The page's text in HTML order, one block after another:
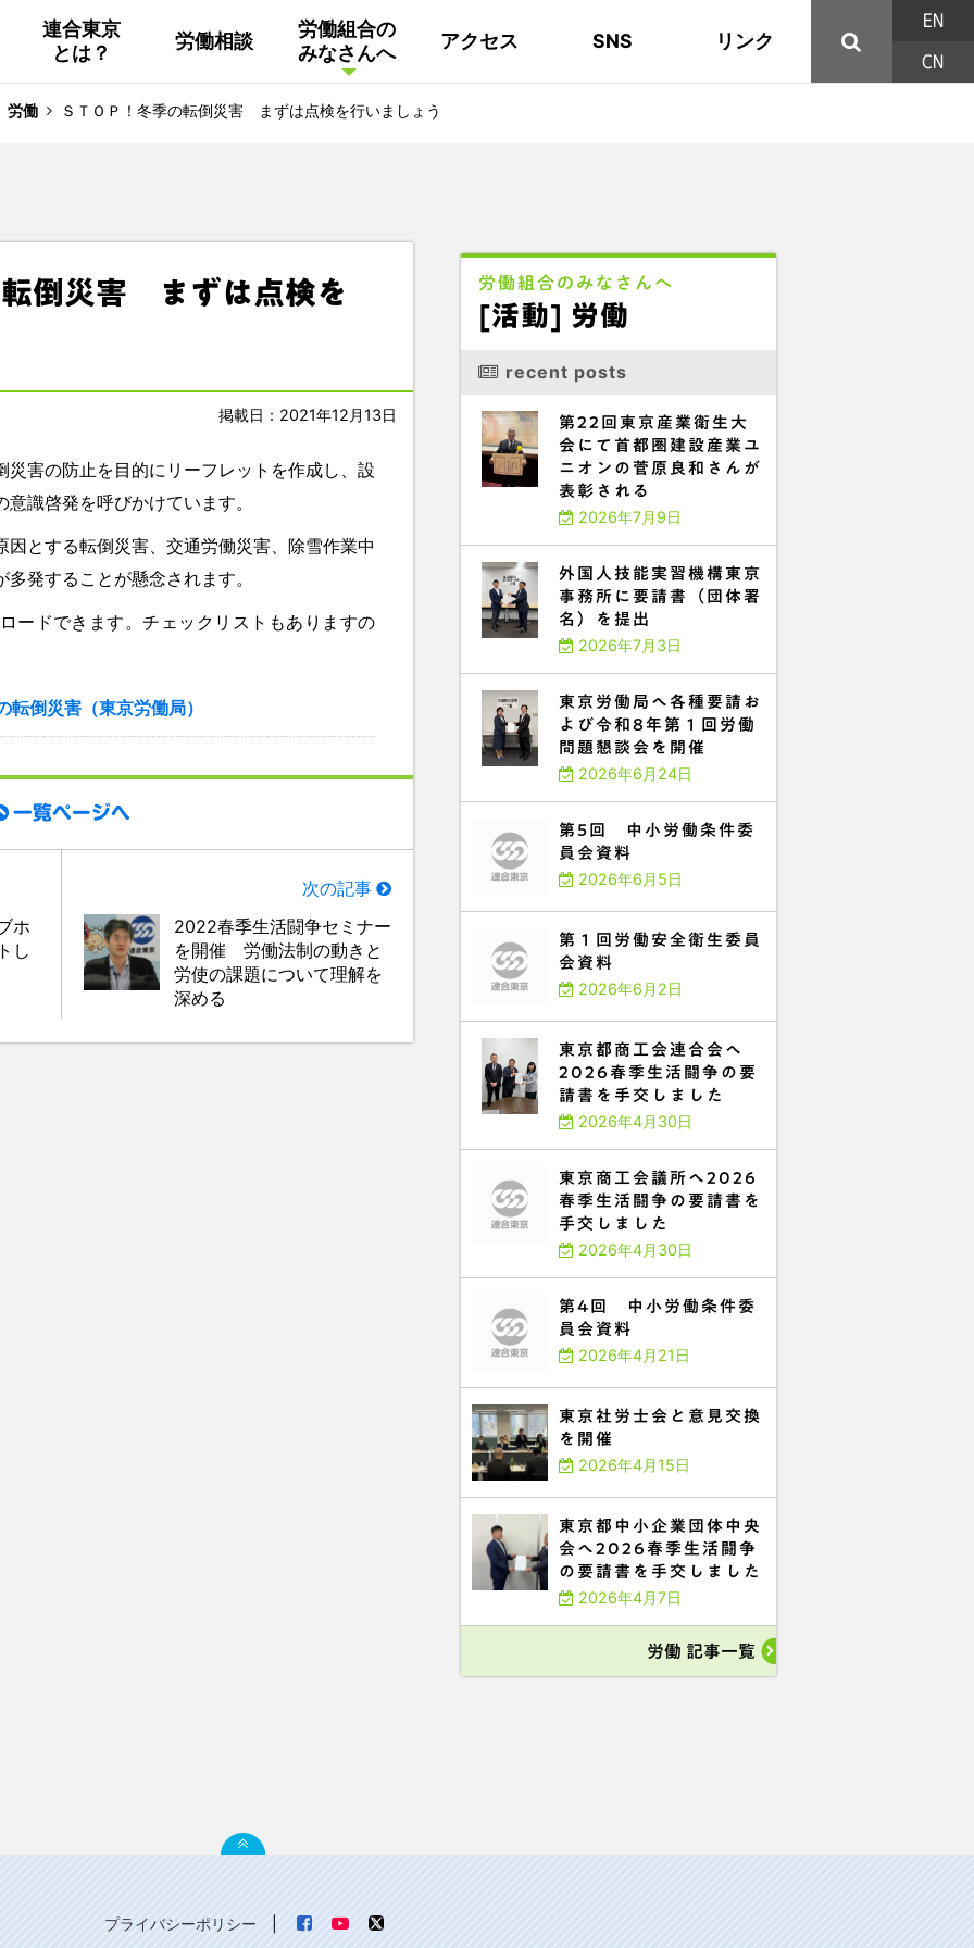
連合東京
とは？
組織概要 44の構成組織 主な取り組み
労働相談
労働組合の
みなさんへ
活動 地域活動 資料
東京NET ログイン
アクセス
連合東京 東部ブロック地協 西北ブロック
SNS
Facebook YouTube X/Twitter
リンク
EN
CN
労働 ＳＴＯＰ！冬季の転倒災害 まずは点検を行いましょう
倒災害 まずは点検を
掲載日：2021年12月13日
害の防止を目的にリーフレットを作成し、設
識啓発を呼びかけています。
とする転倒災害、交通労働災害、除雪作業中
発することが懸念されます。
ードできます。チェックリストもありますの
倒災害（東京労働局）
一覧ページへ
ホ
し
次の記事
2022春季生活闘争セミナー
を開催 労働法制の動きと
労使の課題について理解を
深める
労働組合のみなさんへ
[活動] 労働
recent posts
第22回東京産業衛生大
会にて首都圏建設産業ユ
ニオンの菅原良和さんが
表彰される
2026年7月9日
外国人技能実習機構東京
事務所に要請書（団体署
名）を提出
2026年7月3日
東京労働局へ各種要請お
よび令和8年第１回労働
問題懇談会を開催
2026年6月24日
第5回 中小労働条件委
員会資料
2026年6月5日
第１回労働安全衛生委員
会資料
2026年6月2日
東京都商工会連合会へ
2026春季生活闘争の要
請書を手交しました
2026年4月30日
東京商工会議所へ2026
春季生活闘争の要請書を
手交しました
2026年4月30日
第4回 中小労働条件委
員会資料
2026年4月21日
東京社労士会と意見交換
を開催
2026年4月15日
東京都中小企業団体中央
会へ2026春季生活闘争
の要請書を手交しました
2026年4月7日
労働 記事一覧
プライバシーポリシー